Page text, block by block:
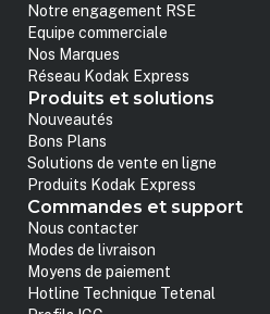
Notre engagement RSE
Equipe commerciale
Nos Marques
Réseau Kodak Express
Produits et solutions
Nouveautés
Bons Plans
Solutions de vente en ligne
Produits Kodak Express
Commandes et support
Nous contacter
Modes de livraison
Moyens de paiement
Hotline Technique Tetenal